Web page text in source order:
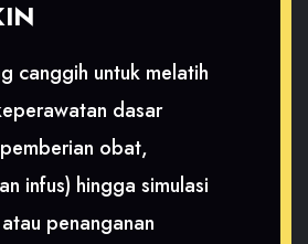
canggih untuk melatih
dasar
obat,
infus) hingga simulasi
penanganan